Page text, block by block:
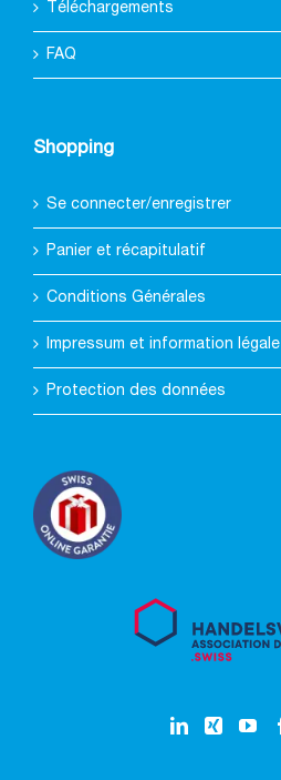
Téléchargements
FAQ
Shopping
Se connecter/enregistrer
Panier et récapitulatif
Conditions Générales
Impressum et information légale
Protection des données